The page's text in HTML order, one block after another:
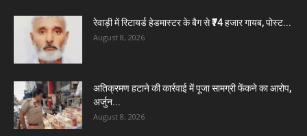
रेवाड़ी में रिटायर्ड हेडमास्टर के बैग से ₹74 हजार गायब, पोस्ट...
August 8, 2026
अतिक्रमण हटाने की कार्रवाई में पूजा सामग्री फेंकने का आरोप,
अर्जुन...
August 8, 2026